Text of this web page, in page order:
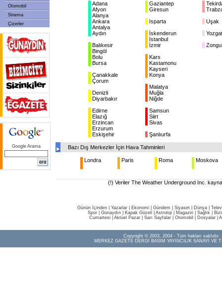
Otomobil
Sinema
Çizerler
Google Arama
Adana Gaziantep
Afyon
Giresun
Alanya
Ankara
Isparta
Uşak
Antalya
Aydın
İskenderun
Yozgat
İstanbul
Balıkesir
İzmir
Bingöl
Bolu
Kars
Bursa
Kastamonu
Kayseri
Çanakkale
Konya
Çorum
Malatya
Denizli
Muğla
Diyarbakır
Niğde
Edirne
Samsun
Elazığ
Siirt
Erzincan
Sivas
Erzurum
Eskişehir
Şanlıurfa
Bazı Dış Merkezler İçin Hava Tahminleri
Londra Paris Roma Moskova
(!) Veriler The Weather Underground Inc.
Günün İçinden Yazarlar Ekonomi Gündem Siyaset Dünya |
Spor
Günaydın Kapak Güzeli Astroloji Magazin Sağlık
Cumartesi| Aktüel Pazar| Sarı Sayfalar| Otomobil Dosyalar|
Copyright © 2003, 2004 - Tüm hakları saklıdır.
MERKEZ GAZETE DERGİ BASIM YAYINCILIK SANAYİ VE